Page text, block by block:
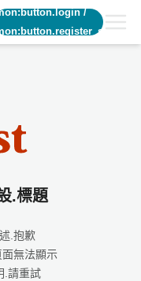
/
.標題
.抱歉
無法顯示
.請重試